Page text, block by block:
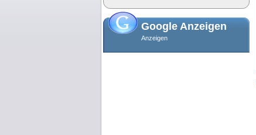
Google Anzeigen
Anzeigen